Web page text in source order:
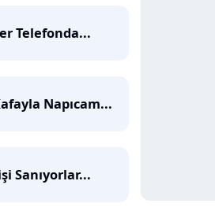
Telefonda...
Napıcam...
Sanıyorlar...